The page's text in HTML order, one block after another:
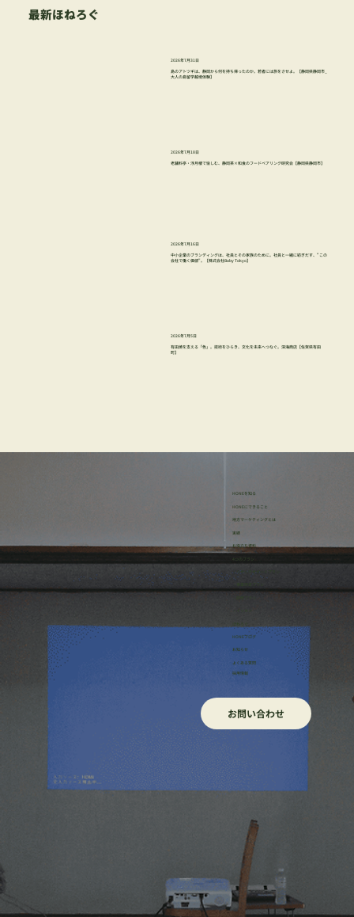
最新ほねろぐ
2026年7月31日
島のアトツギは、静岡から何を持ち帰ったのか。若者には旅をさせよ。【静岡県静岡市_
大人の島留学越境体験】
2026年7月18日
老舗料亭・浮月楼で愉しむ、静岡茶×和食のフードペアリング研究会【静岡県静岡市】
2026年7月16日
中小企業のブランディングは、社員とその家族のために。社員と一緒に紡ぎだす、"この
会社で働く価値"。【株式会社Baby Tokyo】
2026年7月5日
有田焼を支える「色」。技術をひらき、文化を未来へつなぐ。深海商店【佐賀県有田
町】
HONEを知る
HONEにできること
地方マーケティングとは
実績
お役立ち資料
・リサーチサポートプラン
・事業伴走プラン
ほねろぐ
HONEブログ
​お知らせ
よくある質問
採用情報
お問い合わせ